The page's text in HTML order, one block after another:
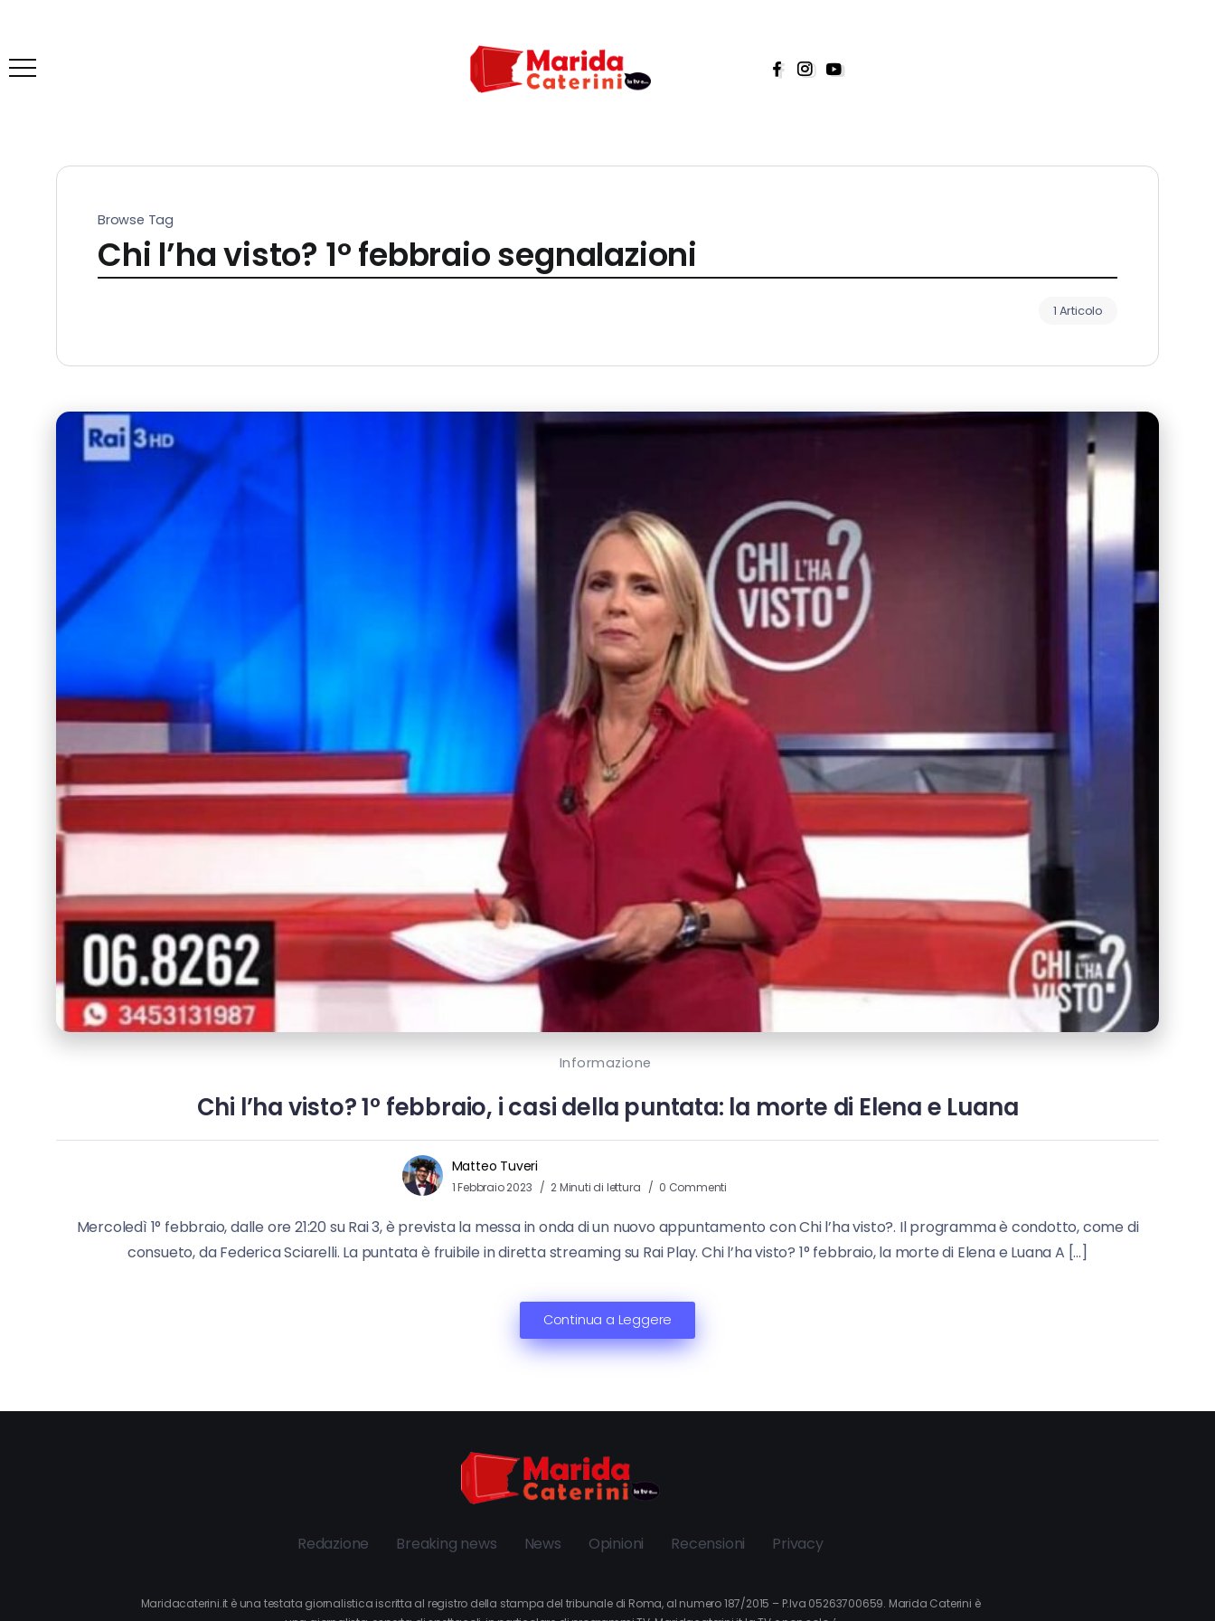
Browse Tag
Chi l’ha visto? 1° febbraio segnalazioni
1 Articolo
Informazione
Chi l’ha visto? 1° febbraio, i casi della puntata: la morte di Elena e Luana
Matteo Tuveri
1 Febbraio 2023 2 Minuti di lettura 0 Commenti
Mercoledì 1° febbraio, dalle ore 21:20 su Rai 3, è prevista la messa in onda di un nuovo appuntamento con Chi l’ha visto?. Il programma è condotto, come di
consueto, da Federica Sciarelli. La puntata è fruibile in diretta streaming su Rai Play. Chi l’ha visto? 1° febbraio, la morte di Elena e Luana A […]
Continua a Leggere
Redazione Breaking news News Opinioni Recensioni Privacy
Maridacaterini.it è una testata giornalistica iscritta al registro della stampa del tribunale di Roma, al numero 187/2015 – P.Iva 05263700659. Marida Caterini è